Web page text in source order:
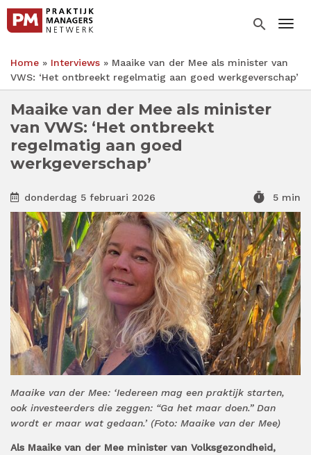
Overslaan
naar
inhoud
gaan
search
Kruimelpad
Home Interviews
Maaike van der Mee als minister van
VWS: ‘Het ontbreekt regelmatig aan goed werkgeverschap’
Maaike van der Mee als minister
van VWS: ‘Het ontbreekt
regelmatig aan goed
werkgeverschap’
donderdag 5 februari 2026 timer 5 min
Maaike van der Mee: ‘Iedereen mag een praktijk starten,
ook investeerders die zeggen: “Ga het maar doen.” Dan
wordt er maar wat gedaan.’ (Foto: Maaike van der Mee)
Als Maaike van der Mee minister van Volksgezondheid,